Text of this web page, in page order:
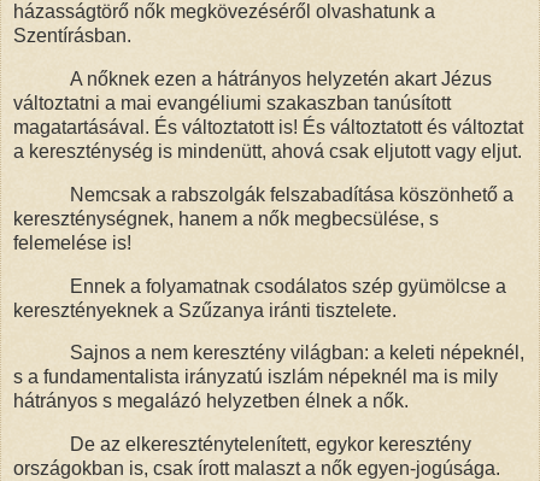
házasságtörő nők megkövezéséről olvashatunk a
Szentírásban.
A nőknek ezen a hátrányos helyzetén akart Jézus
változtatni a mai evangéliumi szakaszban tanúsított
magatartásával. És változtatott is! És változtatott és változtat
a kereszténység is mindenütt, ahová csak eljutott vagy eljut.
Nemcsak a rabszolgák felszabadítása köszönhető a
kereszténységnek, hanem a nők megbecsülése, s
felemelése is!
Ennek a folyamatnak csodálatos szép gyümölcse a
keresztényeknek a Szűzanya iránti tisztelete.
Sajnos a nem keresztény világban: a keleti népeknél,
s a fundamentalista irányzatú iszlám népeknél ma is mily
hátrányos s megalázó helyzetben élnek a nők.
De az elkereszténytelenített, egykor keresztény
országokban is, csak írott malaszt a nők egyen-jogúsága.